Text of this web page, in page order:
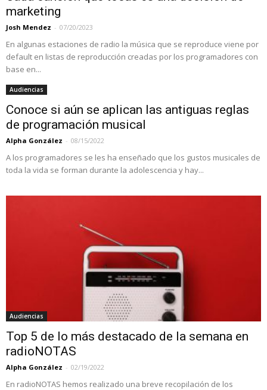
marketing
Josh Mendez - 07/20/2023
En algunas estaciones de radio la música que se reproduce viene por
default en listas de reproducción creadas por los programadores con
base en...
Audiencias
Conoce si aún se aplican las antiguas reglas
de programación musical
Alpha González - 08/15/2022
A los programadores se les ha enseñado que los gustos musicales de
toda la vida se forman durante la adolescencia y hay...
Audiencias
Top 5 de lo más destacado de la semana en
radioNOTAS
Alpha González - 02/19/2022
En radioNOTAS hemos realizado una breve recopilación de los